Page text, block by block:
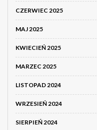
CZERWIEC 2025
MAJ 2025
KWIECIEŃ 2025
MARZEC 2025
LISTOPAD 2024
WRZESIEŃ 2024
SIERPIEŃ 2024